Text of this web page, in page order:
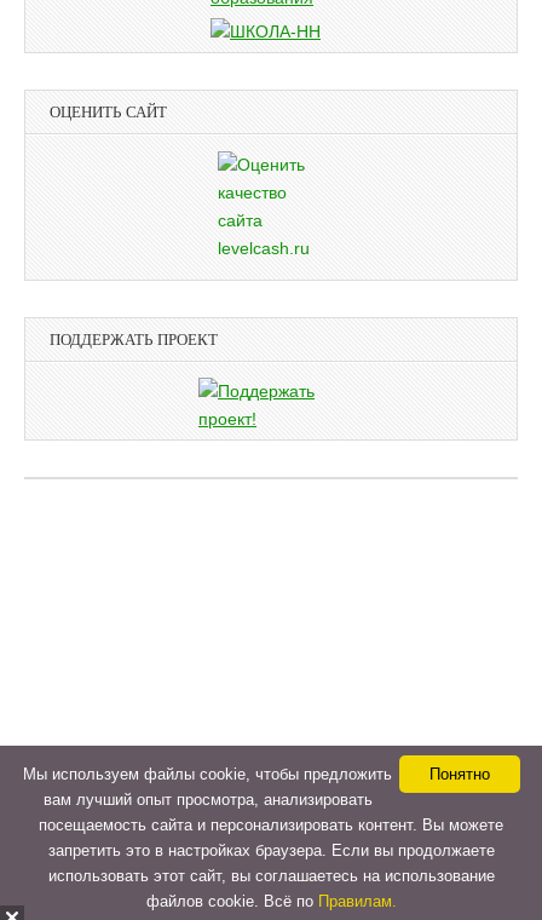
ОЦЕНИТЬ САЙТ
ПОДДЕРЖАТЬ ПРОЕКТ
Понятно
Мы используем файлы cookie, чтобы предложить
вам лучший опыт просмотра, анализировать
посещаемость сайта и персонализировать контент. Вы можете
запретить это в настройках браузера. Если вы продолжаете
использовать этот сайт, вы соглашаетесь на использование
файлов cookie. Всё по Правилам.